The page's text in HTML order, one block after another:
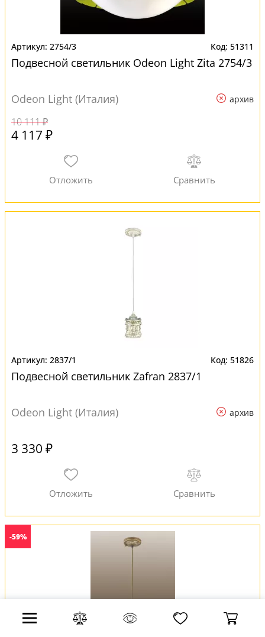
2754/3 51311
Подвесной светильник Odeon Light Zita 2754/3
Odeon Light (Италия) архив
10 111 ₽
4 117 ₽
2837/1 51826
Подвесной светильник Zafran 2837/1
Odeon Light (Италия) архив
3 330 ₽
-59%